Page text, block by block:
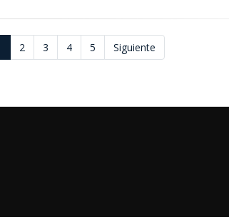
2 3 4 5 Siguiente